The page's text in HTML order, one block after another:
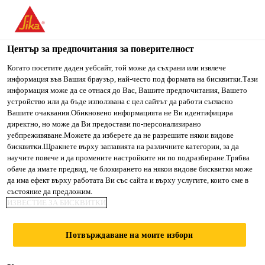
You are accessing "Сика България", it seems you are accessing
it from "Съединени щати". We have a dedicated website for
your country.
TO SIKA
USA
STAY ON СИКА
БЪЛГАРИЯ
SELECT A
COUNTRY
Сика България
БЕТОНИ
Център за предпочитания за поверителност
Когато посетите даден уебсайт, той може да съхрани или извлече
информация във Вашия браузър, най-често под формата на бисквитки.Тази
информация може да се отнася до Вас, Вашите предпочитания, Вашето
устройство или да бъде използвана с цел сайтът да работи съгласно
Вашите очаквания.Обикновено информацията не Ви идентифицира
директно, но може да Ви предостави по-персонализирано
уебпреживяване.Можете да изберете да не разрешите някои видове
бисквитки.Щракнете върху заглавията на различните категории, за да
научите повече и да промените настройките ни по подразбиране.Трябва
обаче да имате предвид, че блокирането на някои видове бисквитки може
да има ефект върху работата Ви със сайта и върху услугите, които сме в
състояние да предложим.
ИЗВЕСТИЕ ЗА БИСКВИТКИ
Потвърждаване на моите избори